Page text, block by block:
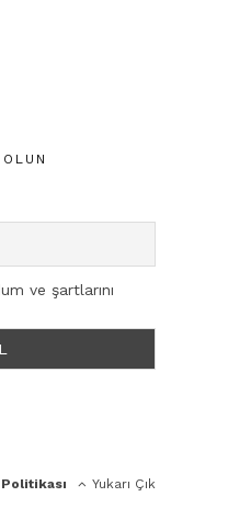
ve şartlarını
Yukarı Çık